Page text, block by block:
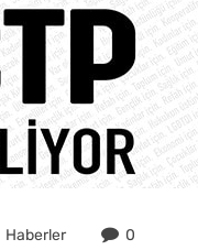
Haberler 0